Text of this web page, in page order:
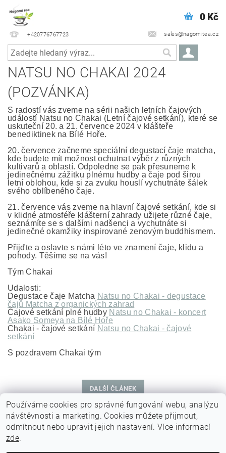
+420776767723 sales@nagomitea.cz
0 Kč
NATSU NO CHAKAI 2024
(POZVÁNKA)
S radostí vás zveme na sérii našich letních čajových
událostí Natsu no Chakai (Letní čajové setkání), které se
uskuteční 20. a 21. července 2024 v klášteře
benediktinek na Bílé Hoře.
20. července začneme speciální degustací čaje matcha,
kde budete mít možnost ochutnat výběr z různých
kultivarů a oblastí. Odpoledne se pak přesuneme k
jedinečnému zážitku plnému hudby a čaje pod širou
letní oblohou, kde si za zvuku houslí vychutnáte šálek
svého oblíbenéhočaje.
21. července vás zveme na hlavní čajové setkání, kde si
v klidné atmosféře klášterní zahrady užijete různé čaje,
seznámíte se s dalšími nadšenci a vychutnáte si
jedinečné okamžiky inspirované zenovým buddhismem.
Přijďte a oslavte s námi léto ve znamení čaje, klidu a
pohody. Těšíme se na vás!
Tým Chakai
Udalosti:
Degustace čaje Matcha Natsu no Chakai - degustace
čajů Matcha z organických zahrad
Čajové setkání plné hudby Natsu no Chakai - koncert
Asako Someya na Bílé Hoře
Chakai - čajové setkání Natsu no Chakai - čajové
setkání
S pozdravem Chakai tým
DALŠÍ ČLÁNEK
Používáme cookies pro správné fungování webu, analýzu
návštěvnosti a marketing. Cookies můžete přijmout,
odmítnout nebo upravit jejich nastavení. Více informací
zde.